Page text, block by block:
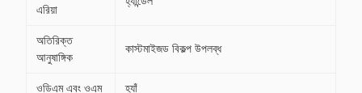
এরিয়া
অতিরিক্ত
আনুষাঙ্গিক
কাস্টমাইজড বিকল্প উপলব্ধ
ওডিএম এবং ওএম হ্যাঁ